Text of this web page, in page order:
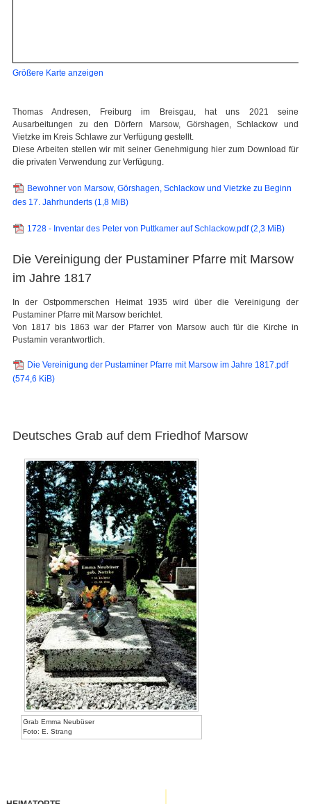
Größere Karte anzeigen
Thomas Andresen, Freiburg im Breisgau, hat uns 2021 seine
Ausarbeitungen zu den Dörfern Marsow, Görshagen, Schlackow und
Vietzke im Kreis Schlawe zur Verfügung gestellt.
Diese Arbeiten stellen wir mit seiner Genehmigung hier zum Download für
die privaten Verwendung zur Verfügung.
Bewohner von Marsow, Görshagen, Schlackow und Vietzke zu Beginn
des 17. Jahrhunderts (1,8 MiB)
1728 - Inventar des Peter von Puttkamer auf Schlackow.pdf(2,3 MiB)
Die Vereinigung der Pustaminer Pfarre mit Marsow
im Jahre 1817
In der Ostpommerschen Heimat 1935 wird über die Vereinigung der
Pustaminer Pfarre mit Marsow berichtet.
Von 1817 bis 1863 war der Pfarrer von Marsow auch für die Kirche in
Pustamin verantwortlich.
Die Vereinigung der Pustaminer Pfarre mit Marsow im Jahre 1817.pdf
(574,6 KiB)
Deutsches Grab auf dem Friedhof Marsow
Grab Emma Neubüser
Foto: E. Strang